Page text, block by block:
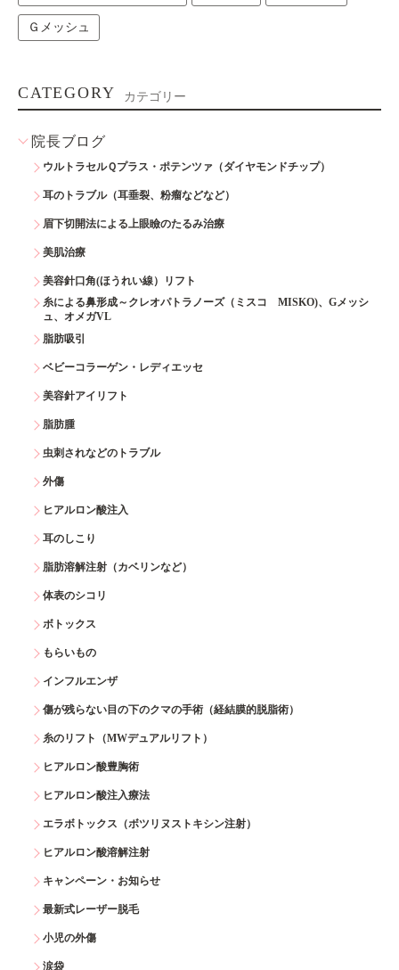
Ｇメッシュ
CATEGORY カテゴリー
院長ブログ
ウルトラセルＱプラス・ポテンツァ（ダイヤモンドチップ）
耳のトラブル（耳垂裂、粉瘤などなど）
眉下切開法による上眼瞼のたるみ治療
美肌治療
美容針口角(ほうれい線）リフト
糸による鼻形成～クレオパトラノーズ（ミスコ MISKO)、Gメッシ
ュ、オメガVL
脂肪吸引
ベビーコラーゲン・レディエッセ
美容針アイリフト
脂肪腫
虫刺されなどのトラブル
外傷
ヒアルロン酸注入
耳のしこり
脂肪溶解注射（カベリンなど）
体表のシコリ
ボトックス
もらいもの
インフルエンザ
傷が残らない目の下のクマの手術（経結膜的脱脂術）
糸のリフト（MWデュアルリフト）
ヒアルロン酸豊胸術
ヒアルロン酸注入療法
エラボトックス（ボツリヌストキシン注射）
ヒアルロン酸溶解注射
キャンペーン・お知らせ
最新式レーザー脱毛
小児の外傷
涙袋